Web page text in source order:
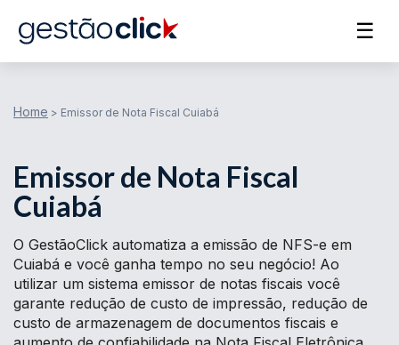
☰
Home > Emissor de Nota Fiscal Cuiabá
Emissor de Nota Fiscal
Cuiabá
O GestãoClick automatiza a emissão de NFS-e em
Cuiabá e você ganha tempo no seu negócio! Ao
utilizar um sistema emissor de notas fiscais você
garante redução de custo de impressão, redução de
custo de armazenagem de documentos fiscais e